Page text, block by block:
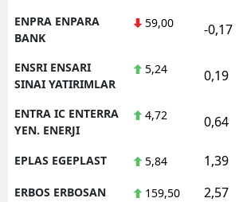
ENPRA ENPARA
BANK
59,00 -0,17
ENSRI ENSARI
SINAI YATIRIMLAR
5,24 0,19
ENTRA IC ENTERRA
YEN. ENERJI
4,72 0,64
EPLAS EGEPLAST 5,84 1,39
ERBOS ERBOSAN 159,50 2,57